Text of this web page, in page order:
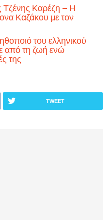
Τζένης Καρέζη – Η
Καζάκου με τον
του ελληνικού
από τη ζωή ενώ
της
TWEET